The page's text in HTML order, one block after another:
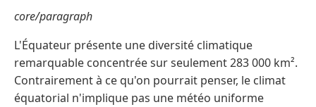
core/paragraph
L'Équateur présente une diversité climatique
remarquable concentrée sur seulement 283 000 km².
Contrairement à ce qu'on pourrait penser, le climat
équatorial n'implique pas une météo uniforme